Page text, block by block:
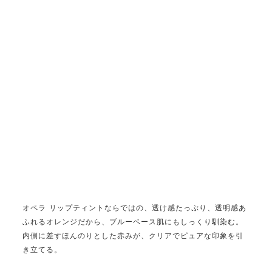
オペラ リップティントならではの、透け感たっぷり、透明感あ
ふれるオレンジだから、ブルーベース肌にもしっくり馴染む。
内側に差すほんのりとした赤みが、クリアでピュアな印象を引
き立てる。